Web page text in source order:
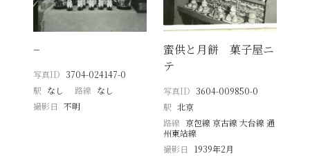
−
写真ID 3704-024147-0
駅 なし 路線 なし
撮影日
不明
蜜供と月餅 菓子屋ニ
テ
写真ID 3604-009850-0
駅 北京
路線 京包線 京古線 大台線 通
州東站線
撮影日
1939年2月